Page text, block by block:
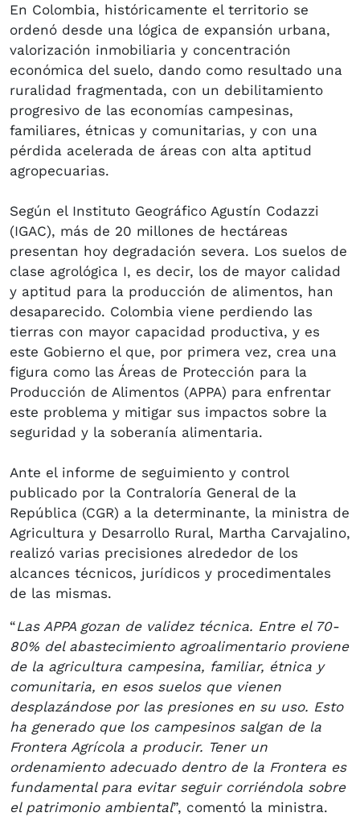
En Colombia, históricamente el territorio se
ordenó desde una lógica de expansión urbana,
valorización inmobiliaria y concentración
económica del suelo, dando como resultado una
ruralidad fragmentada, con un debilitamiento
progresivo de las economías campesinas,
familiares, étnicas y comunitarias, y con una
pérdida acelerada de áreas con alta aptitud
agropecuarias.
Según el Instituto Geográfico Agustín Codazzi
(IGAC), más de 20 millones de hectáreas
presentan hoy degradación severa. Los suelos de
clase agrológica I, es decir, los de mayor calidad
y aptitud para la producción de alimentos, han
desaparecido. Colombia viene perdiendo las
tierras con mayor capacidad productiva, y es
este Gobierno el que, por primera vez, crea una
figura como las Áreas de Protección para la
Producción de Alimentos (APPA) para enfrentar
este problema y mitigar sus impactos sobre la
seguridad y la soberanía alimentaria.
Ante el informe de seguimiento y control
publicado por la Contraloría General de la
República (CGR) a la determinante, la ministra de
Agricultura y Desarrollo Rural, Martha Carvajalino,
realizó varias precisiones alrededor de los
alcances técnicos, jurídicos y procedimentales
de las mismas.
“Las APPA gozan de validez técnica. Entre el 70-
80% del abastecimiento agroalimentario proviene
de la agricultura campesina, familiar, étnica y
comunitaria, en esos suelos que vienen
desplazándose por las presiones en su uso. Esto
ha generado que los campesinos salgan de la
Frontera Agrícola a producir. Tener un
ordenamiento adecuado dentro de la Frontera es
fundamental para evitar seguir corriéndola sobre
el patrimonio ambiental”, comentó la ministra.